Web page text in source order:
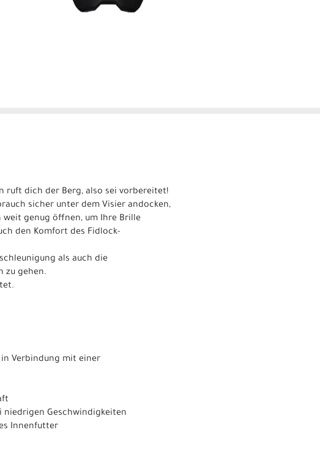
ruft dich der Berg, also sei vorbereitet!
sicher unter dem Visier andocken,
weit genug öffnen, um Ihre Brille
den Komfort des Fidlock-
als auch die
zu gehen.
in Verbindung mit einer
niedrigen Geschwindigkeiten
Innenfutter